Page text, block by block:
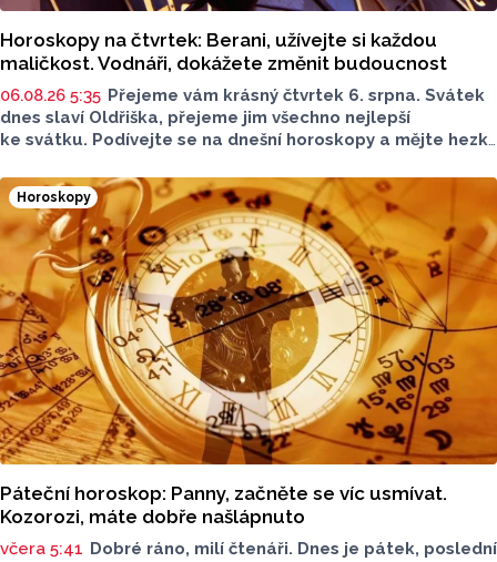
Horoskopy na čtvrtek: Berani, užívejte si každou
maličkost. Vodnáři, dokážete změnit budoucnost
06.08.26 5:35 Přejeme vám krásný čtvrtek 6. srpna. Svátek
dnes slaví Oldřiška, přejeme jim všechno nejlepší
ke svátku. Podívejte se na dnešní horoskopy a mějte hezký
Horoskopy
Páteční horoskop: Panny, začněte se víc usmívat.
Kozorozi, máte dobře našlápnuto
včera 5:41 Dobré ráno, milí čtenáři. Dnes je pátek, poslední